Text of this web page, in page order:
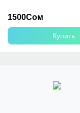
1500Сом
Купить